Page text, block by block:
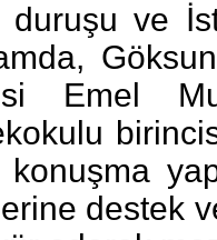
duruşu ve
Emel
konuşma
destek